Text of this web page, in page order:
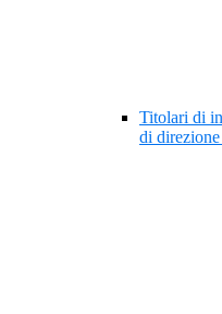
Titolari di
di